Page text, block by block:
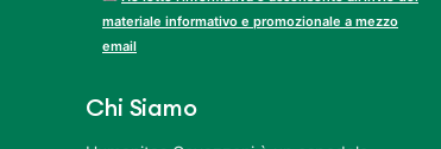
materiale informativo e promozionale a mezzo
email
Chi Siamo